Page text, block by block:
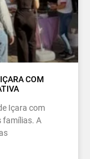
COM
Içara com
famílias. A